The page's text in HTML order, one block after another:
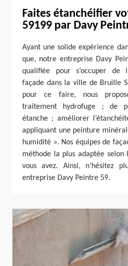
Faites étanchéifier
59199 par Davy
Ayant une solide expérience
que, notre entreprise Davy
qualifiée pour s’occuper de
façade dans la ville de Bruille
pour ce faire, nous
traitement hydrofuge ; de
étanche ; améliorer
appliquant une peinture
humidité ». Nos équipes de
méthode la plus adaptée
vous avez. Ainsi, n’hésitez
entreprise Davy Peintre 59.